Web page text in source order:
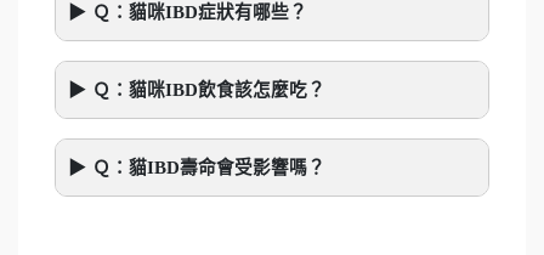
Ｑ：貓咪IBD症狀有哪些？
Ｑ：貓咪IBD飲食該怎麼吃？
Ｑ：貓IBD壽命會受影響嗎？